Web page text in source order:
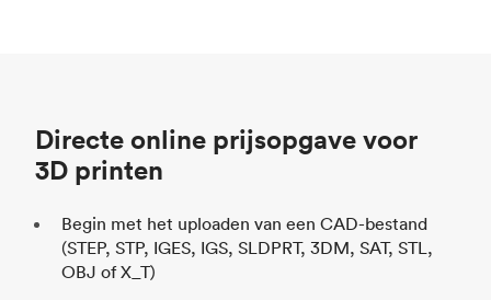
Directe online prijsopgave voor
3D printen
Begin met het uploaden van een CAD-bestand
(STEP, STP, IGES, IGS, SLDPRT, 3DM, SAT, STL,
OBJ of X_T)